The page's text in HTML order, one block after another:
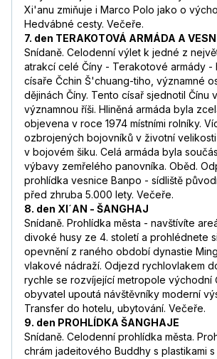
Xi'anu zmiňuje i Marco Polo jako o
Hedvábné cesty. Večeře.
7. den TERAKOTOVÁ ARMÁDA A
Snídaně. Celodenní výlet k jedné z
atrakcí celé Číny - Terakotové armády -
císaře Čchin Š'chuang-tiho, významné
dějinách Číny. Tento císař sjednotil Čínu
významnou říši. Hliněná armáda byla
objevena v roce 1974 místními rolníky.
ozbrojených bojovníků v životní
v bojovém šiku. Celá armáda byla
výbavy zemřelého panovníka. Oběd.
prohlídka vesnice Banpo - sídliště
před zhruba 5.000 lety. Večeře.
8. den XI´AN - ŠANGHAJ
Snídaně. Prohlídka města - navštívíte
divoké husy ze 4. století a prohlédnete
opevnění z raného období dynastie
vlakové nádraží. Odjezd rychlovlakem
rychle se rozvíjející metropole východní
obyvatel upoutá návštěvníky moderní
Transfer do hotelu, ubytování. Večeře.
9. den PROHLÍDKA ŠANGHAJE
Snídaně. Celodenní prohlídka města.
chrám jadeitového Buddhy s plastikami